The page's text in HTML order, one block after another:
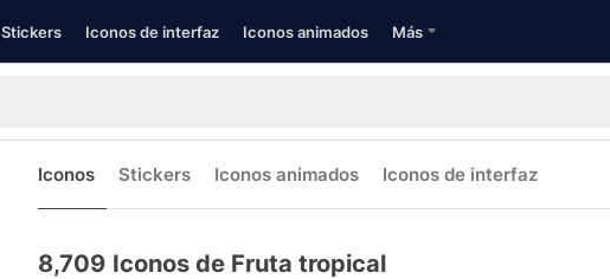
Stickers Iconos de interfaz Iconos animados Más
Iconos Stickers Iconos animados Iconos de interfaz
8,709 Iconos de Fruta tropical